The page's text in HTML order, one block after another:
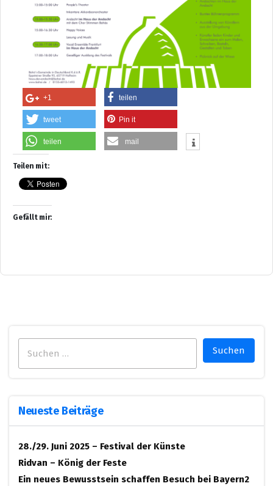
+1 teilen
tweet Pin it
teilen mail
Teilen mit:
Gefällt mir:
nach:
Neueste Beiträge
28./29. Juni 2025 – Festival der Künste
Ridvan – König der Feste
Ein neues Bewusstsein schaffen Besuch bei Bayern2